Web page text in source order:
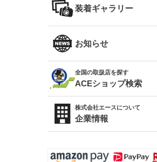
アリスト
ソアラ
アルテッツァ
プロボックス
RAV4
Z32 フェアレディZ
R34 スカイライン
スカイライン
（ER34/R33/ECR33/R32）
キャラバン
ローレル
セフィーロ
バッグ
ファッション小物
雑貨・ステーショナリ
ベビー用品
装着ギャラリー
お知らせ
全国の取扱店を探す
ACEショップ検索
株式会社エースについて
企業情報